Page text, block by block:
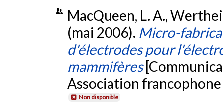
MacQueen, L. A.,
(mai 2006). Micro-
d'électrodes pour
mammifères
Association
Non disponible